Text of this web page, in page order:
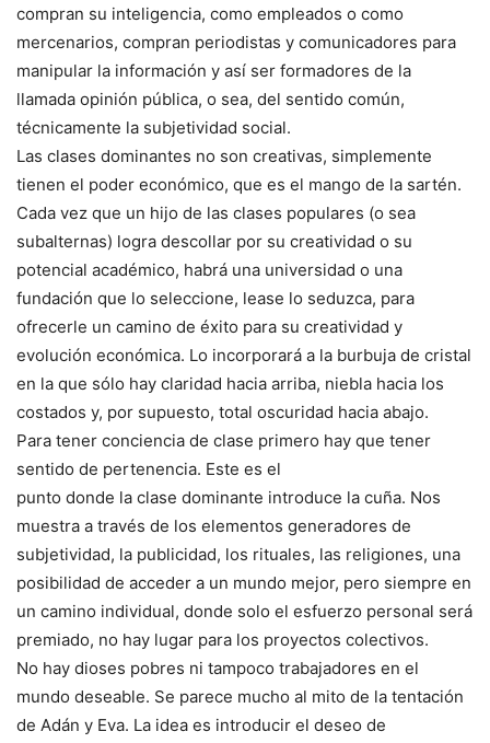
compran su inteligencia, como empleados o como
mercenarios, compran periodistas y comunicadores para
manipular la información y así ser formadores de la
llamada opinión pública, o sea, del sentido común,
técnicamente la subjetividad social.
Las clases dominantes no son creativas, simplemente
tienen el poder económico, que es el mango de la sartén.
Cada vez que un hijo de las clases populares (o sea
subalternas) logra descollar por su creatividad o su
potencial académico, habrá una universidad o una
fundación que lo seleccione, lease lo seduzca, para
ofrecerle un camino de éxito para su creatividad y
evolución económica. Lo incorporará a la burbuja de cristal
en la que sólo hay claridad hacia arriba, niebla hacia los
costados y, por supuesto, total oscuridad hacia abajo.
Para tener conciencia de clase primero hay que tener
sentido de pertenencia. Este es el
punto donde la clase dominante introduce la cuña. Nos
muestra a través de los elementos generadores de
subjetividad, la publicidad, los rituales, las religiones, una
posibilidad de acceder a un mundo mejor, pero siempre en
un camino individual, donde solo el esfuerzo personal será
premiado, no hay lugar para los proyectos colectivos.
No hay dioses pobres ni tampoco trabajadores en el
mundo deseable. Se parece mucho al mito de la tentación
de Adán y Eva. La idea es introducir el deseo de